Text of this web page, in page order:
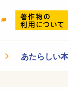
あたらしい本